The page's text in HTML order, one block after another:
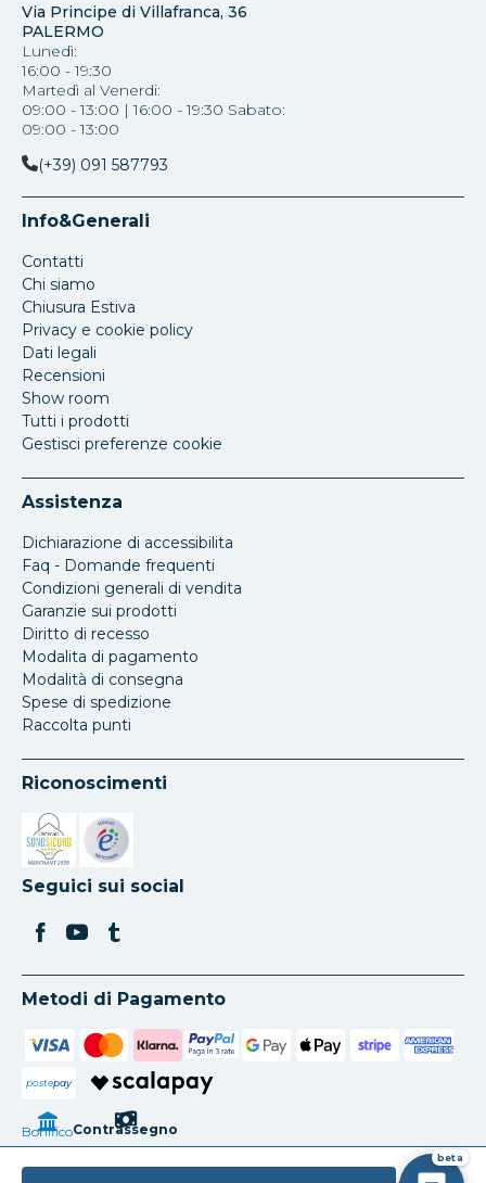
Via Principe di Villafranca, 36
PALERMO
Lunedì:
16:00 - 19:30
Martedì al Venerdi:
09:00 - 13:00 | 16:00 - 19:30 Sabato:
09:00 - 13:00
(+39) 091 587793
Info&Generali
Contatti
Chi siamo
Chiusura Estiva
Privacy e cookie policy
Dati legali
Recensioni
Show room
Tutti i prodotti
Gestisci preferenze cookie
Assistenza
Dichiarazione di accessibilita
Faq - Domande frequenti
Condizioni generali di vendita
Garanzie sui prodotti
Diritto di recesso
Modalita di pagamento
Modalità di consegna
Spese di spedizione
Raccolta punti
Riconoscimenti
Si apre in una nuova scheda
Si apre in una nuova scheda
Seguici sui social
Metodi di Pagamento
postepay
BonificoContrassegno
beta